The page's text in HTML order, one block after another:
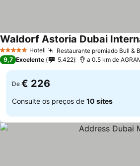
5 Estrelas Hotel Restaurante premiado Bull &
Ver preços
9,7 Excelente 5.422 a 0.5 km de
De € 226
Consulte os preços de 10 sites